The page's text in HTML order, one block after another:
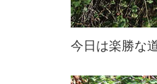
今日は楽勝な